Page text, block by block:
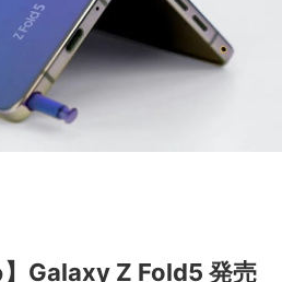
】Galaxy Z Fold5 発売